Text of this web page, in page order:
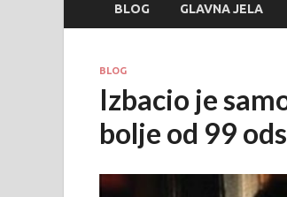
BLOG GLAVNA JELA
BLOG
Izbacio je
bolje od 99